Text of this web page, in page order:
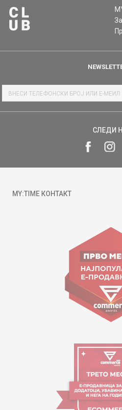
СЛЕДИ
MY:TIME КОНТАКТ
ул. Гоце Николовски
Работно
09:00 до